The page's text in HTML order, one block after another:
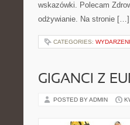
wskazówki. Polecam
odżywianie. Na stronie […]
CATEGORIES:
GIGANCI Z
POSTED BY ADMIN